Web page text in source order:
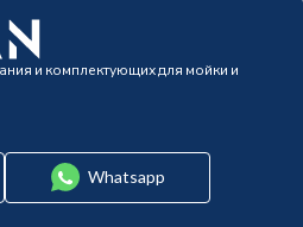
и комплектующих для мойки и
Whatsapp